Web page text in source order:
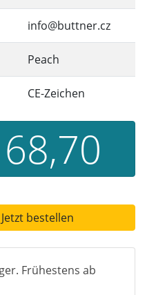
info@buttner.cz
Peach
CE-Zeichen
Jetzt bestellen
Frühestens ab